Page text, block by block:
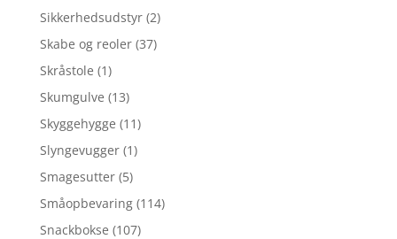
Sikkerhedsudstyr (2)
Skabe og reoler (37)
Skråstole (1)
Skumgulve (13)
Skyggehygge (11)
Slyngevugger (1)
Smagesutter (5)
Småopbevaring (114)
Snackbokse (107)